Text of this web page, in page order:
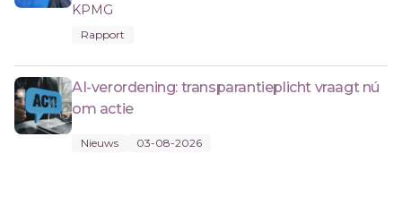
KPMG
Rapport
AI-verordening: transparantieplicht vraagt nú
om actie
Nieuws 03-08-2026